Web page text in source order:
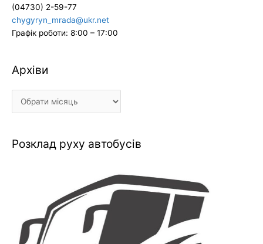
(04730) 2-59-77
chygyryn_mrada@ukr.net
Графік роботи: 8:00 – 17:00
Архіви
Архіви
Розклад руху автобусів